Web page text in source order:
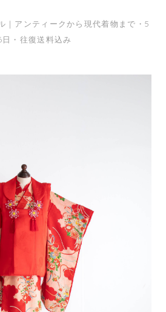
｜アンティークから現代着物まで・5
日・往復送料込み